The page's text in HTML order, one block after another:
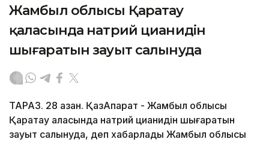
Жамбыл облысы Қаратау
қаласында натрий цианидін
шығаратын зауыт салынуда
ТАРАЗ. 28 қазан. ҚазАқпарат - Жамбыл облысы
Қаратау қаласында натрий цианидін шығаратын
зауыт салынуда, деп хабарлады Жамбыл облысы